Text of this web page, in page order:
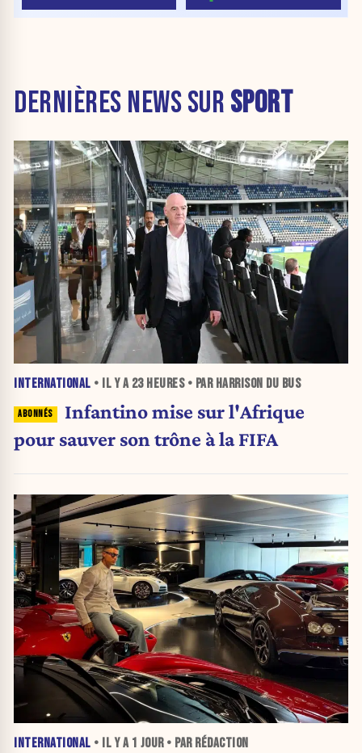
DERNIÈRES NEWS SUR SPORT
INTERNATIONAL • IL Y A 23 HEURES• PAR HARRISON DU BUS
Infantino mise sur l'Afrique
pour sauver son trône à la FIFA
INTERNATIONAL • IL Y A 1 JOUR• PAR RÉDACTION